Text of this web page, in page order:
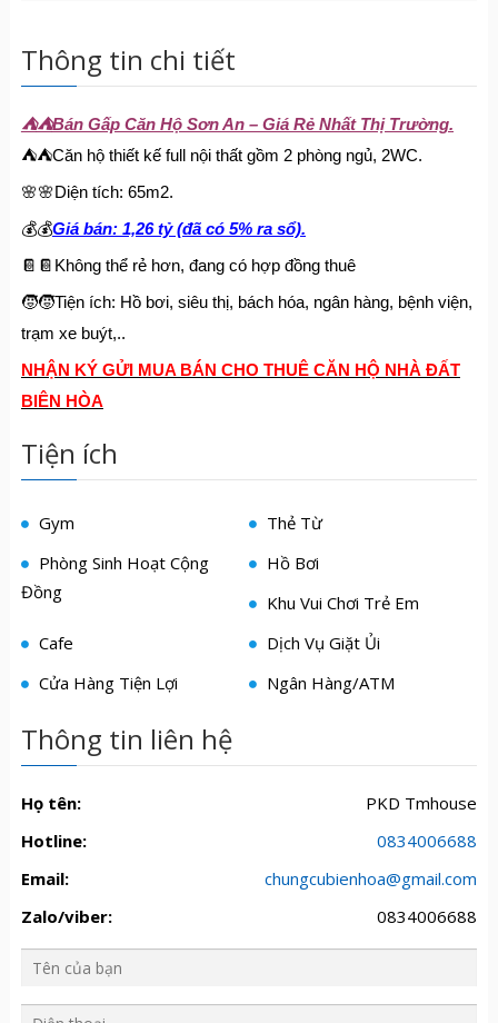
Thông tin chi tiết
⛺️⛺️Bán Gấp Căn Hộ Sơn An – Giá Rẻ Nhất Thị Trường.
⛺️⛺️Căn hộ thiết kế full nội thất gồm 2 phòng ngủ, 2WC.
🌸🌸Diện tích: 65m2.
💰💰Giá bán: 1,26 tỷ (đã có 5% ra sổ).
📔 📔 Không thể rẻ hơn, đang có hợp đồng thuê
🧒🧒Tiện ích: Hồ bơi, siêu thị, bách hóa, ngân hàng, bệnh viện,
trạm xe buýt,..
NHẬN KÝ GỬI MUA BÁN CHO THUÊ CĂN HỘ NHÀ ĐẤT
BIÊN HÒA
Tiện ích
Gym
Thẻ Từ
Phòng Sinh Hoạt Cộng
Đồng
Hồ Bơi
Khu Vui Chơi Trẻ Em
Cafe
Dịch Vụ Giặt Ủi
Cửa Hàng Tiện Lợi
Ngân Hàng/ATM
Thông tin liên hệ
Họ tên:
PKD Tmhouse
Hotline:
0834006688
Email:
chungcubienhoa@gmail.com
Zalo/viber:
0834006688